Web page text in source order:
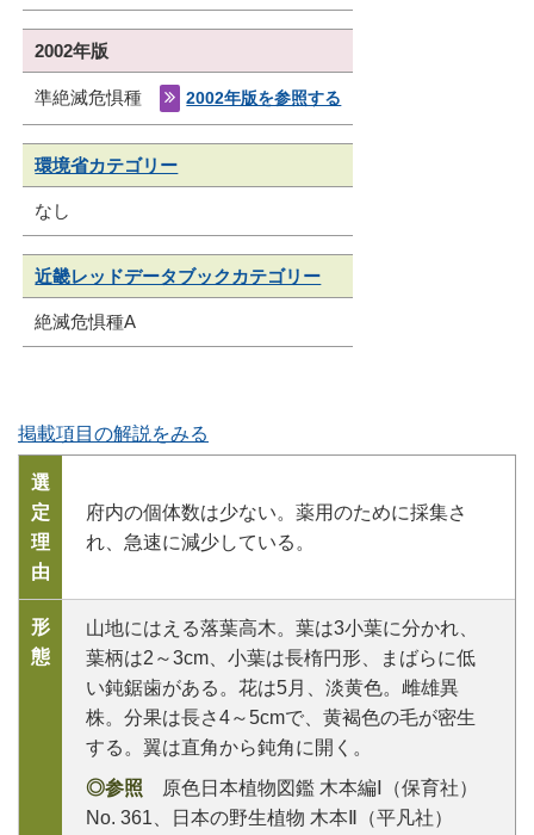
2002年版
準絶滅危惧種 2002年版を参照する
環境省カテゴリー
なし
近畿レッドデータブックカテゴリー
絶滅危惧種A
掲載項目の解説をみる
選
定
理
由
府内の個体数は少ない。薬用のために採集さ
れ、急速に減少している。
形
態
山地にはえる落葉高木。葉は3小葉に分かれ、
葉柄は2～3cm、小葉は長楕円形、まばらに低
い鈍鋸歯がある。花は5月、淡黄色。雌雄異
株。分果は長さ4～5cmで、黄褐色の毛が密生
する。翼は直角から鈍角に開く。
◎参照 原色日本植物図鑑 木本編Ⅰ（保育社）
No. 361、日本の野生植物 木本Ⅱ（平凡社）